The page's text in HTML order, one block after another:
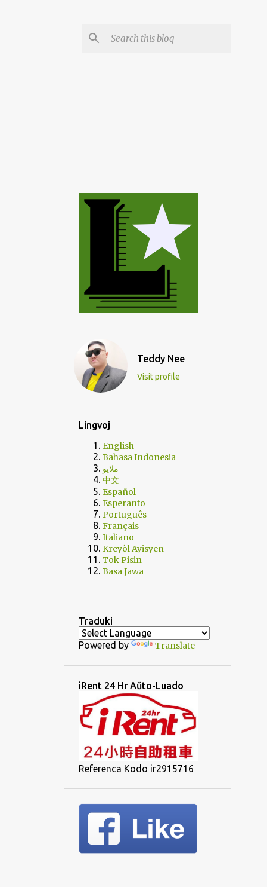
Teddy Nee
Visit profile
Lingvoj
English
Bahasa Indonesia
ملايو
中文
Español
Esperanto
Português
Français
Italiano
Kreyòl Ayisyen
Tok Pisin
Basa Jawa
Traduki
Powered by Translate
iRent 24 Hr Aŭto-Luado
Referenca Kodo ir2915716